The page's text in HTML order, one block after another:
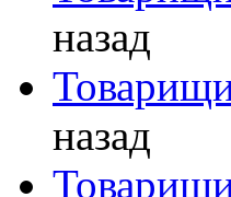
назад
назад